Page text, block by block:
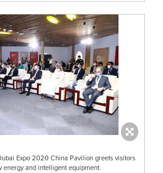
Expo 2020 China Pavilion greets visitors
energy and intelligent equipment.